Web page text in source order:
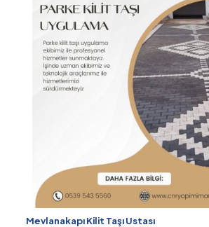
Mevlanakapı Kilit Taşı Ustası